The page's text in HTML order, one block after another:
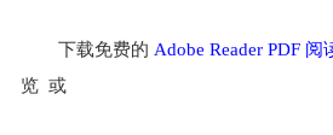
下载免费的 Adobe Reader PDF 阅
览 或